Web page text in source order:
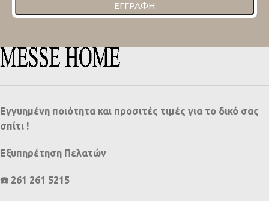
ΕΓΓΡΑΦΉ
Εγγυημένη ποιότητα και προσιτές τιμές για το δικό σας
σπίτι !
Εξυπηρέτηση Πελατών
☎️ 261 261 5215